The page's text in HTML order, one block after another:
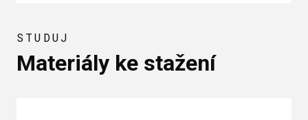
STUDUJ
Materiály ke stažení